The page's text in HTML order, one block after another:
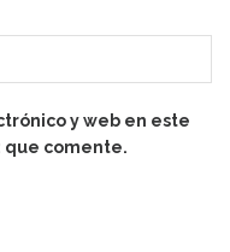
y web en este
que comente.